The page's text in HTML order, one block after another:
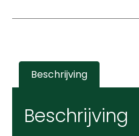
Beschrijving
Beschrijving